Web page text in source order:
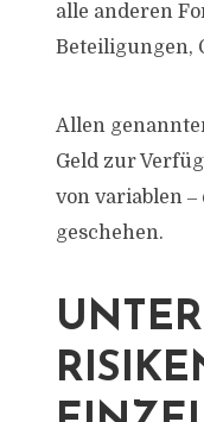
alle anderen
Beteiligungen,
Allen
Geld zur
von variablen
geschehen.